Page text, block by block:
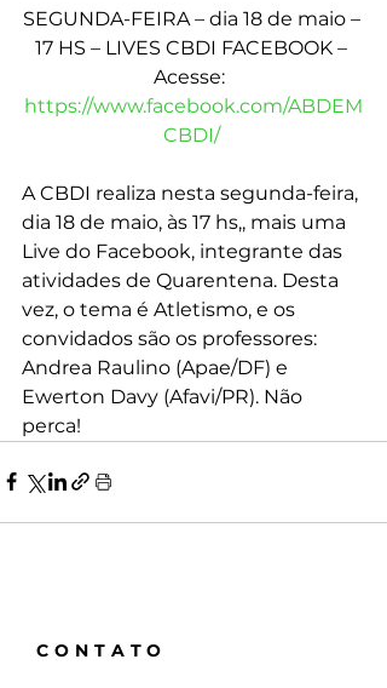
SEGUNDA-FEIRA – dia 18 de maio –
17 HS – LIVES CBDI FACEBOOK –
Acesse:
https://www.facebook.com/ABDEM
CBDI/
A CBDI realiza nesta segunda-feira,
dia 18 de maio, às 17 hs,, mais uma
Live do Facebook, integrante das
atividades de Quarentena. Desta
vez, o tema é Atletismo, e os
convidados são os professores:
Andrea Raulino (Apae/DF) e
Ewerton Davy (Afavi/PR). Não
perca!
CONTATO